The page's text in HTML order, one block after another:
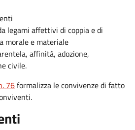
legami affettivi di coppia e di
morale e materiale
affinità, adozione,
civile.
76formalizza le convivenze di fatto